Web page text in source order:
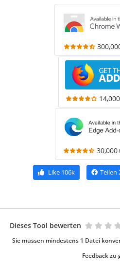
Like 106k Teilen
Dieses Tool bewerten
Sie müssen mindestens 1 Datei
Feedback zu